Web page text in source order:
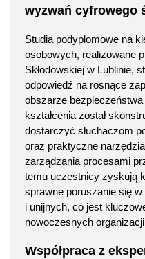
wyzwań cyfrowego
Studia podyplomowe na
osobowych, realizowane
Skłodowskiej w Lublinie,
odpowiedź na rosnące
obszarze
kształcenia został
dostarczyć słuchaczom
oraz praktyczne
zarządzania procesami
temu uczestnicy zyskują
sprawne poruszanie się
i unijnych, co jest
nowoczesnych
Współpraca z